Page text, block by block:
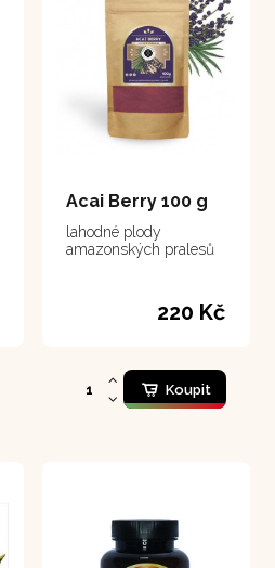
Acai Berry 100 g
lahodné plody
amazonských pralesů
220 Kč
Koupit